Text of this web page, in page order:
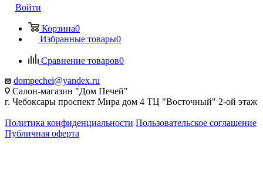
Войти
Корзина0
Избранные товары0
Сравнение товаров0
dompechei@yandex.ru
Салон-магазин "Дом Печей"
г. Чебоксары проспект Мира дом 4 ТЦ "Восточный" 2-ой этаж
Политика конфиденциальности Пользовательское соглашение
Публичная оферта